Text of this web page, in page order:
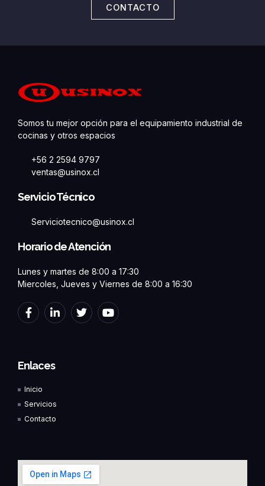
CONTACTO
Somos tu mejor opción para el equipamiento industrial de
cocinas y otros espacios
+56 2 2594 9797
ventas@usinox.cl
Servicio Técnico
Serviciotecnico@usinox.cl
Horario de Atención
Lunes y martes de 8:00 a 17:30
Miercoles, Jueves y Viernes de 8:00 a 16:30
F
a
o
o
-
f
L
i
i
i
T
w
Y
o
Enlaces
Inicio
Servicios
Contacto